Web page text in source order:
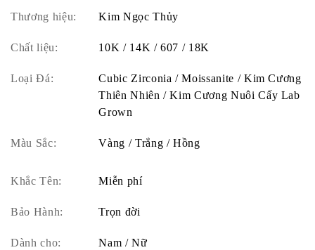
Thương hiệu: Kim Ngọc Thủy
Chất liệu: 10K / 14K / 607 / 18K
Loại Đá:
Cubic Zirconia / Moissanite / Kim Cương
Thiên Nhiên / Kim Cương Nuôi Cấy Lab
Grown
Màu Sắc: Vàng / Trắng / Hồng
Khắc Tên: Miễn phí
Bảo Hành: Trọn đời
Dành cho: Nam / Nữ